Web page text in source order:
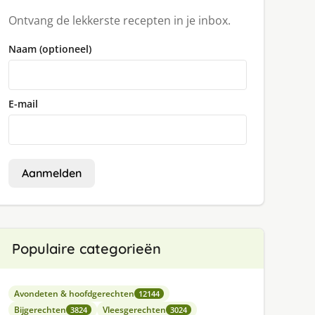
Ontvang de lekkerste recepten in je inbox.
Naam (optioneel)
E-mail
Aanmelden
Populaire categorieën
Avondeten & hoofdgerechten 12144
Bijgerechten 3824 Vleesgerechten 3024